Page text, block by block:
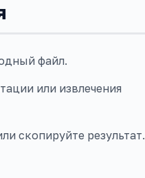
файл.
или извлечения
скопируйте результат.